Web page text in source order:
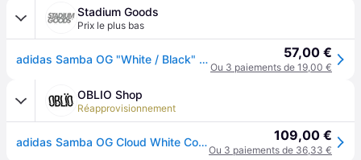
Stadium Goods
Prix le plus bas
adidas Samba OG "White / Black" Shoes - Size 11.5 57,00 €
Ou 3 paiements de 19,00 €
OBLIO Shop
Réapprovisionnement
adidas Samba OG Cloud White Core Black - 44.5 109,00 €
Ou 3 paiements de 36,33 €